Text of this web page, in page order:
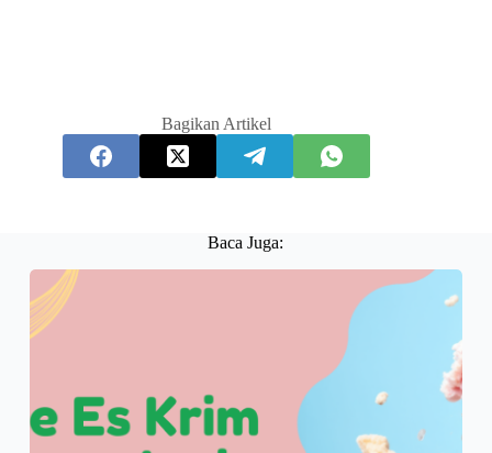
Bagikan Artikel
Baca Juga: